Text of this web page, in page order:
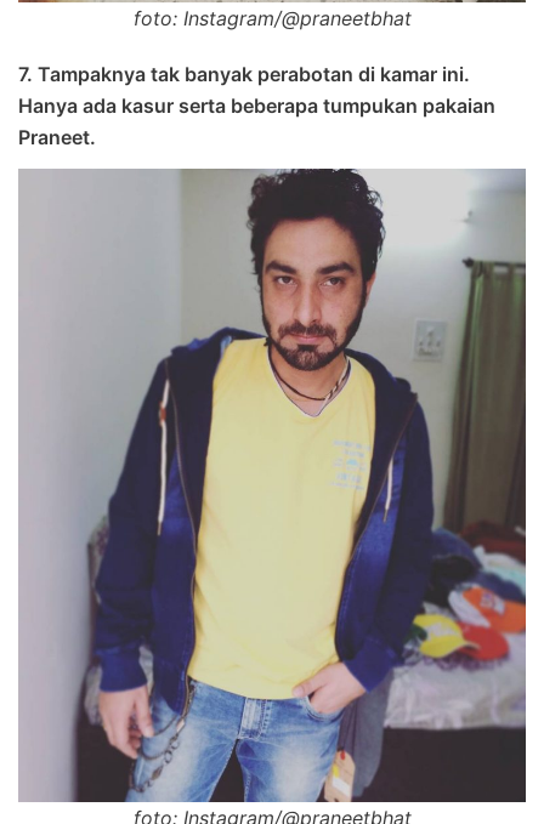
foto: Instagram/@praneetbhat
7. Tampaknya tak banyak perabotan di kamar ini.
Hanya ada kasur serta beberapa tumpukan pakaian
Praneet.
foto: Instagram/@praneetbhat